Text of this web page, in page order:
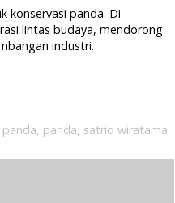
konservasi panda. Di
lintas budaya, mendorong
industri.
panda, panda, satrio wiratama